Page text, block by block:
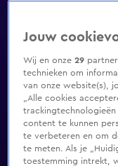
Jouw
Wij en onze29
technieken om
van onze website(s),
„Alle cookies
trackingtechnologieën
content te kunnen
te verbeteren en om
te meten. Als je
toestemming intrekt,